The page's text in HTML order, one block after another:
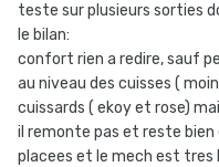
teste sur plusieurs sorties
le bilan:
confort rien a redire, sauf
au niveau des cuisses (
cuissards ( ekoy et rose)
il remonte pas et reste bien
placees et le mech est tres